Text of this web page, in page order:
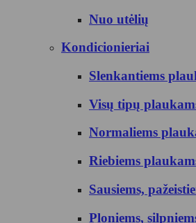
Nuo utėlių
Kondicionieriai
Slenkantiems
Visų tipų
Normaliems
Riebiems
Sausiems,
Ploniems,